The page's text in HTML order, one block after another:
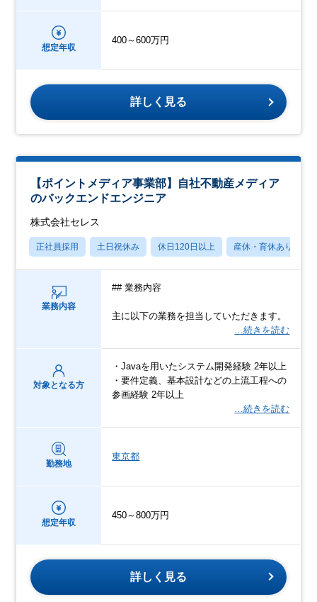
想定年収
400～600万円
詳しく見る
【ポイントメディア事業部】自社不動産メディア
のバックエンドエンジニア
株式会社セレス
正社員採用 土日祝休み 休日120日以上 産休・育休あり
業務内容
## 業務内容
主に以下の業務を担当していただきます。
…続きを読む
対象となる方
・Javaを用いたシステム開発経験 2年以上
・要件定義、基本設計などの上流工程への
参画経験 2年以上
…続きを読む
勤務地
東京都
想定年収
450～800万円
詳しく見る